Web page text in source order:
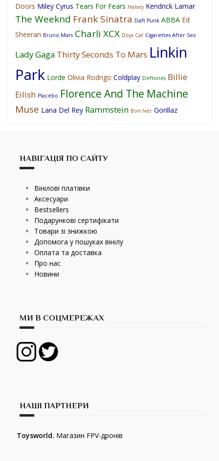
Doors Miley Cyrus Tears For Fears Halsey Kendrick Lamar
The Weeknd Frank Sinatra Daft Punk ABBA Ed
Sheeran Bruno Mars Charli XCX Doja Cat Cigarettes After Sex
Lady Gaga Thirty Seconds To Mars Linkin
Park Lorde Olivia Rodrigo Coldplay Deftones Billie
Eilish Placebo Florence And The Machine
Muse Lana Del Rey Rammstein Bon Iver Gorillaz
НАВІГАЦІЯ ПО САЙТУ
Вінілові платівки
Аксесуари
Bestsellers
Подарункові сертифікати
Товари зі знижкою
Допомога у пошуках вінілу
Оплата та доставка
Про нас
Новини
МИ В СОЦМЕРЕЖАХ
НАШІ ПАРТНЕРИ
Toysworld. Магазин FPV-дронів